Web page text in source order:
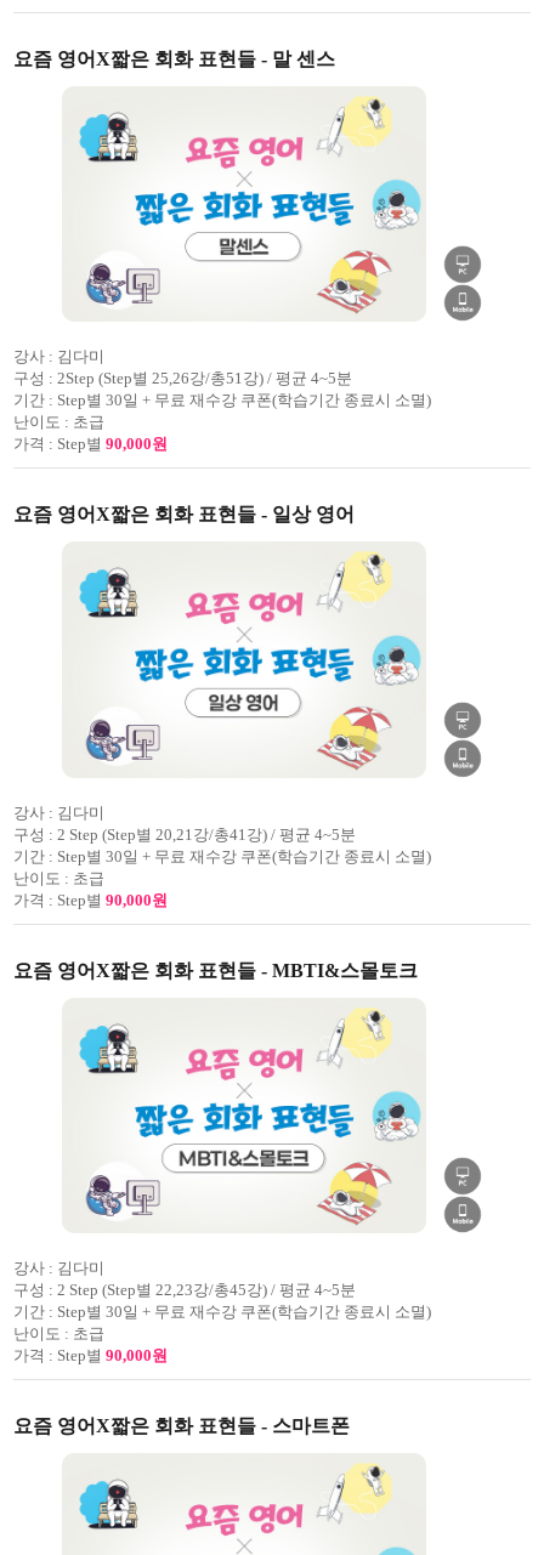
요즘 영어X짧은 회화 표현들 - 말 센스
강사 : 김다미
구성 : 2Step (Step별 25,26강/총51강) / 평균 4~5분
기간 : Step별 30일 + 무료 재수강 쿠폰(학습기간 종료시 소멸)
난이도 : 초급
가격 : Step별 90,000원
요즘 영어X짧은 회화 표현들 - 일상 영어
강사 : 김다미
구성 : 2 Step (Step별 20,21강/총41강) / 평균 4~5분
기간 : Step별 30일 + 무료 재수강 쿠폰(학습기간 종료시 소멸)
난이도 : 초급
가격 : Step별 90,000원
요즘 영어X짧은 회화 표현들 - MBTI&스몰토크
강사 : 김다미
구성 : 2 Step (Step별 22,23강/총45강) / 평균 4~5분
기간 : Step별 30일 + 무료 재수강 쿠폰(학습기간 종료시 소멸)
난이도 : 초급
가격 : Step별 90,000원
요즘 영어X짧은 회화 표현들 - 스마트폰